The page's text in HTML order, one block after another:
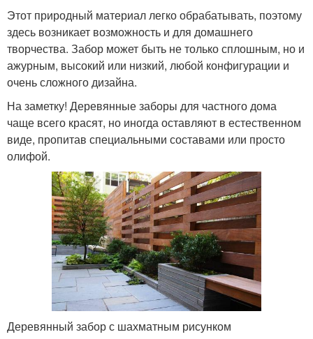
Недорогие заборы Дешевый забор
Забор для дачи Деревянный забор
Бюджетный забор Забор из бревен
Этот природный материал легко обрабатывать, поэтому
здесь возникает возможность и для домашнего
творчества. Забор может быть не только сплошным, но и
ажурным, высокий или низкий, любой конфигурации и
очень сложного дизайна.
На заметку! Деревянные заборы для частного дома
чаще всего красят, но иногда оставляют в естественном
виде, пропитав специальными составами или просто
олифой.
Деревянный забор с шахматным рисунком